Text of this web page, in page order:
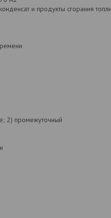
и продукты сгорания
2) промежуточный